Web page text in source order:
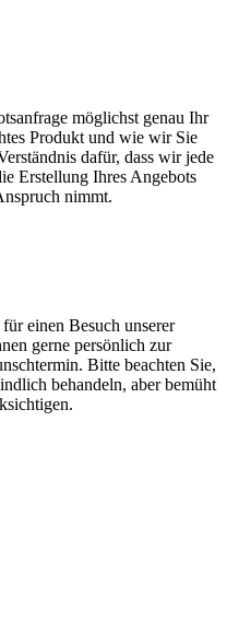
möglichst genau Ihr
Produkt und wie wir Sie
dafür, dass wir jede
Erstellung Ihres Angebots
nimmt.
einen Besuch unserer
gerne persönlich zur
Bitte beachten Sie,
behandeln, aber bemüht